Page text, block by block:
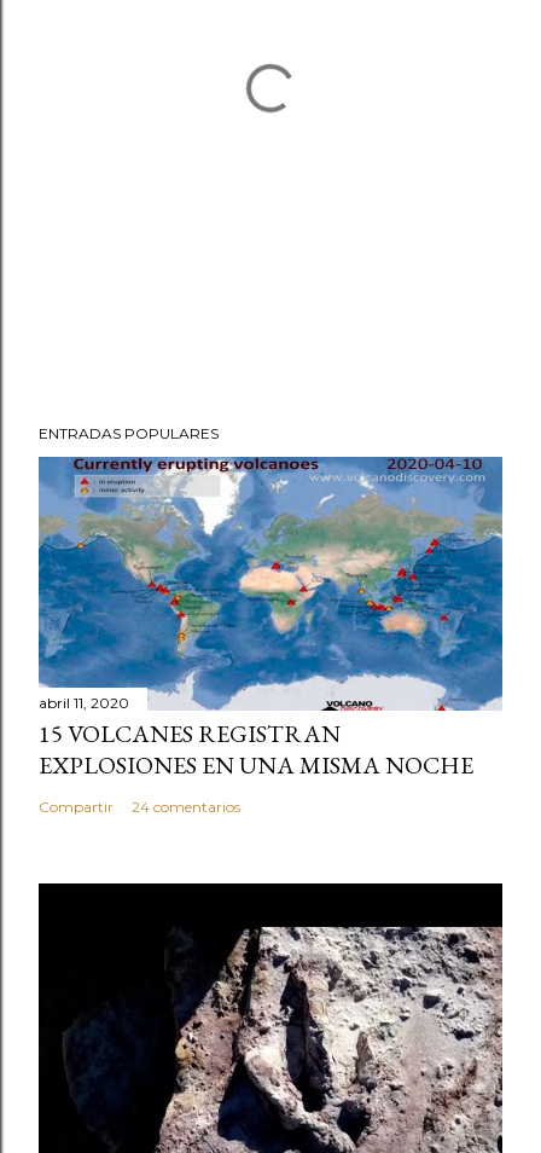
ENTRADAS POPULARES
abril 11, 2020
15 VOLCANES REGISTRAN
EXPLOSIONES EN UNA MISMA NOCHE
Compartir 24 comentarios